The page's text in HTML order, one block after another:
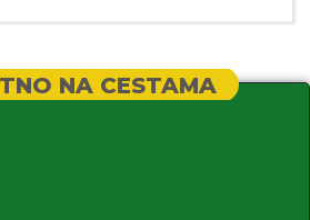
NA CESTAMA